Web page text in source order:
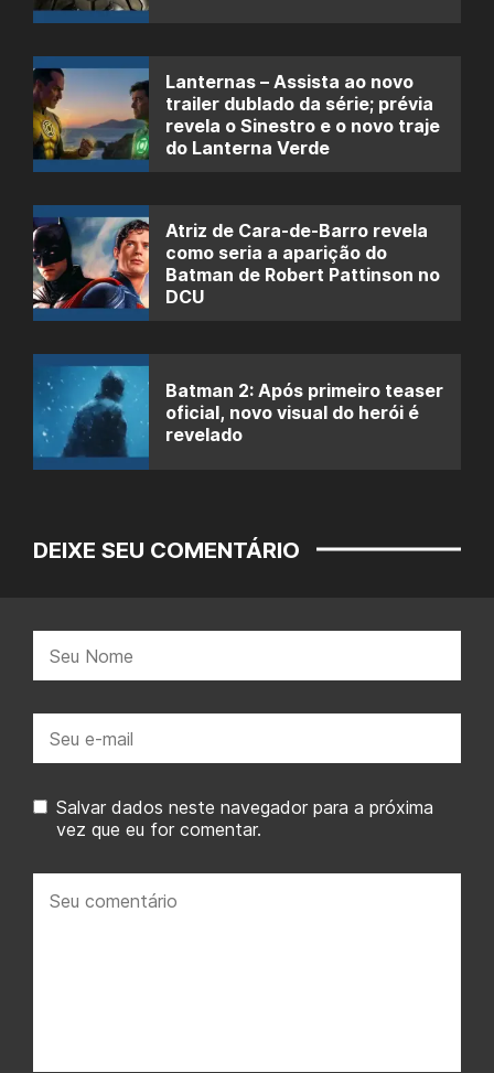
Lanternas – Assista ao novo
trailer dublado da série; prévia
revela o Sinestro e o novo traje
do Lanterna Verde
Atriz de Cara-de-Barro revela
como seria a aparição do
Batman de Robert Pattinson no
DCU
Batman 2: Após primeiro teaser
oficial, novo visual do herói é
revelado
DEIXE SEU COMENTÁRIO
mail:
Salvar dados neste navegador para a próxima
vez que eu for comentar.
comentário: